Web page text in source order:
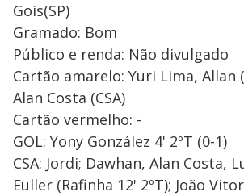
Gois(SP)
Gramado: Bom
Público e renda: Não divulgado
Cartão amarelo: Yuri Lima, Allan
Alan Costa (CSA)
Cartão vermelho: -
GOL: Yony González 4' 2ºT (0-1)
CSA: Jordi; Dawhan, Alan Costa,
Euller (Rafinha 12' 2ºT); João